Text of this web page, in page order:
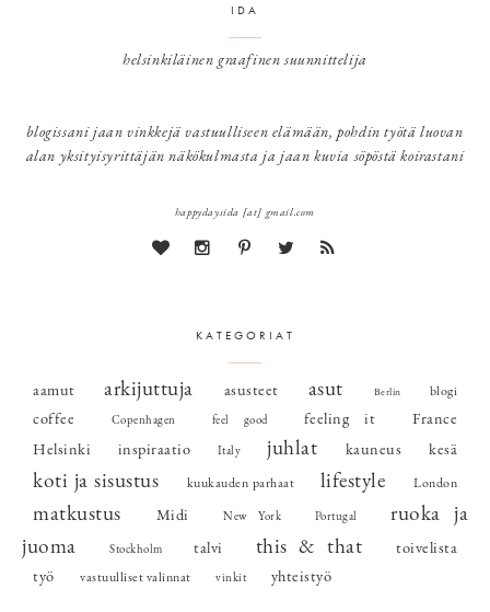
IDA
helsinkiläinen graafinen suunnittelija
blogissani jaan vinkkejä vastuulliseen elämään, pohdin työtä luovan
alan yksityisyrittäjän näkökulmasta ja jaan kuvia söpöstä koirastani
happydaysida [at] gmail.com
KATEGORIAT
aamut arkijuttuja asusteet asut Berlin blogi
coffee Copenhagen feel good feeling it
France
Helsinki
inspiraatio Italy juhlat kauneus kesä
koti ja sisustus kuukauden parhaat lifestyle London
matkustus Midi New York Portugal
ruoka ja
juoma
Stockholm talvi this & that
toivelista
työ
vastuulliset valinnat vinkit yhteistyö